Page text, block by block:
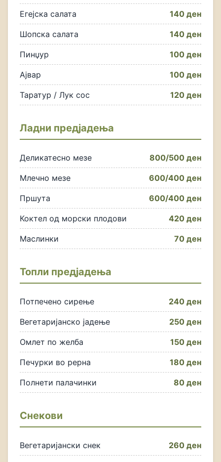
Егејска салата 140 ден
Шопска салата 140 ден
Пинџур 100 ден
Ајвар 100 ден
Таратур / Лук сос 120 ден
Ладни предјадења
Деликатесно мезе 800/500 ден
Млечно мезе 600/400 ден
Пршута 600/400 ден
Коктел од морски плодови 420 ден
Маслинки 70 ден
Топли предјадења
Потпечено сирење 240 ден
Вегетаријанско јадење 250 ден
Омлет по желба 150 ден
Печурки во рерна 180 ден
Полнети палачинки 80 ден
Снекови
Вегетаријански снек 260 ден